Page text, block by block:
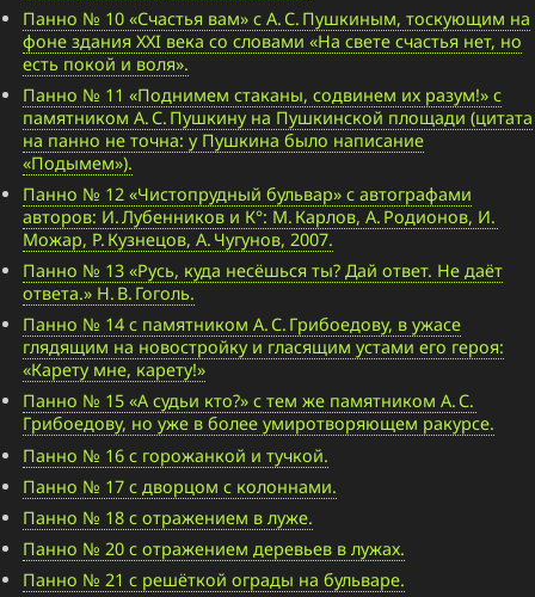
Панно № 10 «Счастья вам» с А. С. Пушкиным, тоскующим на
фоне здания XXI века со словами «На свете счастья нет, но
есть покой и воля».
Панно № 11 «Поднимем стаканы, содвинем их разум!» с
памятником А. С. Пушкину на Пушкинской площади (цитата
на панно не точна: у Пушкина было написание
«Подымем»).
Панно № 12 «Чистопрудный бульвар» с автографами
авторов: И. Лубенников и К°: М. Карлов, А. Родионов, И.
Можар, Р. Кузнецов, А. Чугунов, 2007.
Панно № 13 «Русь, куда несёшься ты? Дай ответ. Не даёт
ответа.» Н. В. Гоголь.
Панно № 14 с памятником А. С. Грибоедову, в ужасе
глядящим на новостройку и гласящим устами его героя:
«Карету мне, карету!»
Панно № 15 «А судьи кто?» с тем же памятником А. С.
Грибоедову, но уже в более умиротворяющем ракурсе.
Панно № 16 с горожанкой и тучкой.
Панно № 17 с дворцом с колоннами.
Панно № 18 с отражением в луже.
Панно № 20 с отражением деревьев в лужах.
Панно № 21 с решёткой ограды на бульваре.